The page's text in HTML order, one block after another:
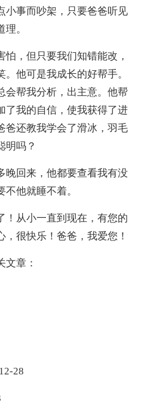
小事而吵架，只要爸爸听见
。
，但只要我们知错能改，
他可是我成长的好帮手。
会帮我分析，出主意。他帮
了我的自信，使我获得了进
爸还教我学会了滑冰，羽毛
明吗？
回来，他都要查看我有没
他就睡不着。
从小一直到现在，有您的
很快乐！爸爸，我爱您！
文章：
12-28